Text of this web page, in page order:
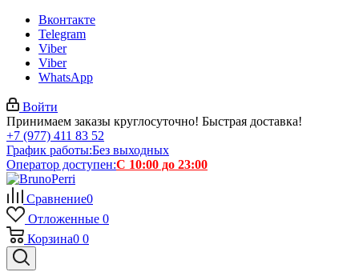
Вконтакте
Telegram
Viber
Viber
WhatsApp
Войти
Принимаем заказы круглосуточно! Быстрая доставка!
+7 (977) 411 83 52
График работы:Без выходных
Оператор доступен:С 10:00 до 23:00
Сравнение0
Отложенные 0
Корзина0 0